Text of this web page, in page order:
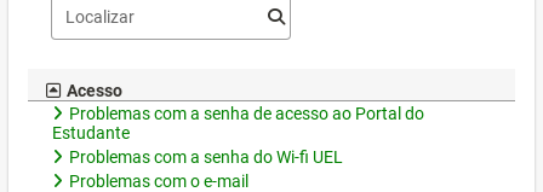
Acesso
Problemas com a senha de acesso ao Portal do
Estudante
Problemas com a senha do Wi-fi UEL
Problemas com o e-mail